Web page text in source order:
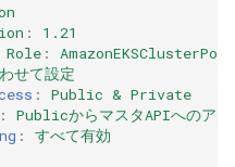
:
1.21
:
せて設定
:
Public & Private
:
PublicからマスタAPIへのアク
:
すべて有効